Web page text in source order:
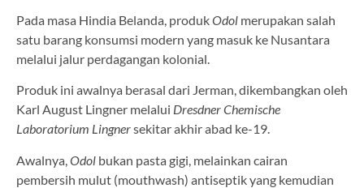
Pada masa Hindia Belanda, produkOdol merupakan salah
satu barang konsumsi modern yang masuk ke Nusantara
melalui jalur perdagangan kolonial.
Produk ini awalnya berasal dari Jerman, dikembangkan oleh
Karl August Lingner melalui Dresdner Chemische
Laboratorium Lingnersekitar akhir abad ke-19.
Awalnya, Odol bukan pasta gigi, melainkan cairan
pembersih mulut (mouthwash) antiseptik yang kemudian